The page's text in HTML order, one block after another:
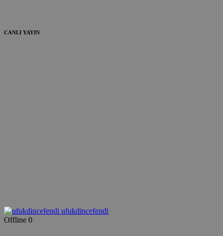
CANLI YAYIN
ufukdincefendi
Offline 0